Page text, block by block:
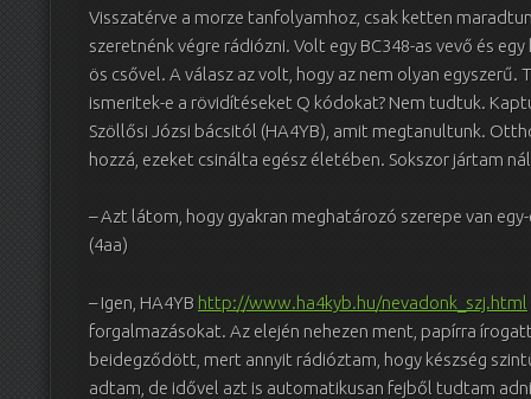
Visszatérve a morze tanfolyamhoz, csak ketten
szeretnénk végre rádiózni. Volt egy BC348-as vevő és
ös csővel. A válasz az volt, hogy az nem olyan egyszerű.
ismeritek-e a rövidítéseket Q kódokat? Nem tudtuk.
Szöllősi Józsi bácsitól (HA4YB), amit megtanultunk.
hozzá, ezeket csinálta egész életében. Sokszor jártam
– Azt látom, hogy gyakran meghatározó szerepe van
(4aa)
– Igen, HA4YB http://www.ha4kyb.hu/nevadonk_szj.html
forgalmazásokat. Az elején nehezen ment, papírra
beidegződött, mert annyit rádióztam, hogy készség
adtam, de idővel azt is automatikusan fejből tudtam